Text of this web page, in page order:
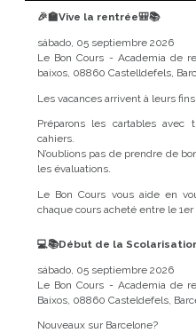
🎉🏫Vive la rentrée🎒📚
sábado, 05 septiembre 2026
Le Bon Cours - Academia de
baixos, 08860 Castelldefels,
Les vacances arrivent à leurs
Préparons les cartables avec
cahiers.
N’oublions pas de prendre de
les évaluations.
Le Bon Cours vous aide en
chaque cours acheté entre le
💻📚Début de la Scolarisation
sábado, 05 septiembre 2026
Le Bon Cours - Academia de
Baixos, 08860 Casteldefels,
Nouveaux sur Barcelone?